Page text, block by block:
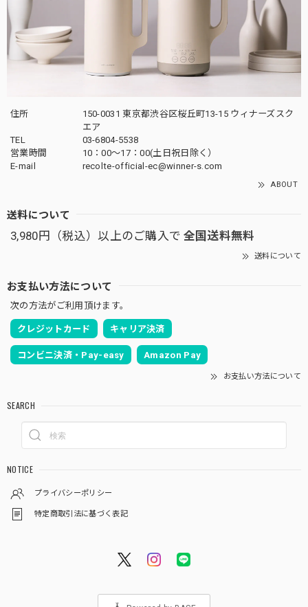
住所
150-0031 東京都渋谷区桜丘町13-15 ウィナーズスク
エア
TEL
03-6804-5538
営業時間
10：00〜17：00(土日祝日除く）
E-mail
recolte-official-ec@winner-s.com
ABOUT
送料について
3,980円（税込）以上のご購入で 全国送料無料
送料について
お支払い方法について
次の方法がご利用頂けます。
クレジットカード キャリア決済
コンビニ決済・Pay-easy Amazon Pay
お支払い方法について
SEARCH
NOTICE
プライバシーポリシー
特定商取引法に基づく表記